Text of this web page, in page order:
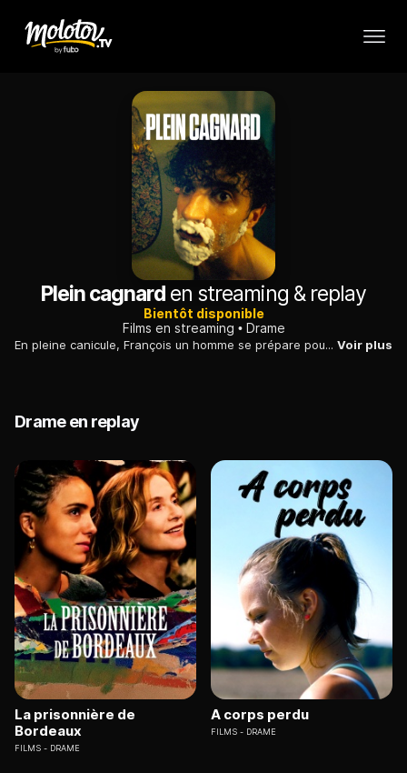
Plein cagnarden streaming & replay
Bientôt disponible
Films en streaming
Drame
En pleine canicule, François un homme se prépare pour un entretien d'embauche. La maladresse et les effets de la chaleur extrême lui font enchaîner les bourdes. Voir plus
Drame en replay
La prisonnière de
Bordeaux
FILMS DRAME
A corps perdu
FILMS DRAME